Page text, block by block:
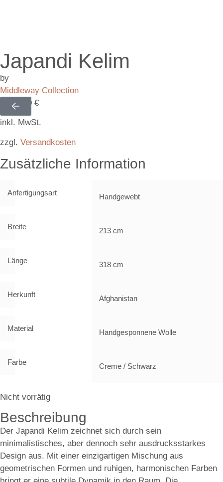
Japandi Kelim
by
Middleway Collection
1.960,00 €
inkl. MwSt.
zzgl. Versandkosten
Zusätzliche Information
Anfertigungsart Handgewebt
Breite 213 cm
Länge 318 cm
Herkunft Afghanistan
Material Handgesponnene Wolle
Farbe Creme / Schwarz
Nicht vorrätig
Beschreibung
Der Japandi Kelim zeichnet sich durch sein
minimalistisches, aber dennoch sehr ausdrucksstarkes
Design aus. Mit einer einzigartigen Mischung aus
geometrischen Formen und ruhigen, harmonischen Farben